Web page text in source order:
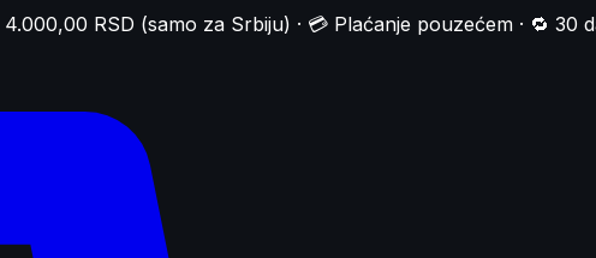
RSD (samo za Srbiju) · 💳 Plaćanje pouzećem · 🔁 30